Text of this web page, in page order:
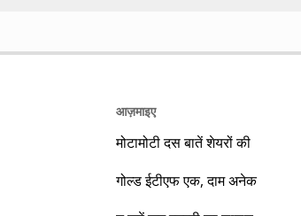
आज़माइए
मोटामोटी दस बातें शेयरों की
गोल्ड ईटीएफ एक, दाम अनेक